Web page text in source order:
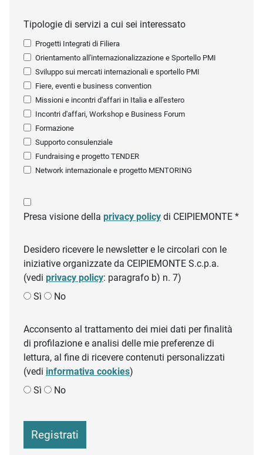
Tipologie di servizi a cui sei interessato
Progetti Integrati di Filiera
Orientamento all'internazionalizzazione e Sportello PMI
Sviluppo sui mercati internazionali e sportello PMI
Fiere, eventi e business convention
Missioni e incontri d'affari in Italia e all'estero
Incontri d'affari, Workshop e Business Forum
Formazione
Supporto consulenziale
Fundraising e progetto TENDER
Network internazionale e progetto MENTORING
Presa visione della privacy policy di CEIPIEMONTE *
Desidero ricevere le newsletter e le circolari con le
iniziative organizzate da CEIPIEMONTE S.c.p.a.
(vedi privacy policy: paragrafo b) n. 7)
Sì
No
Acconsento al trattamento dei miei dati per finalità
di profilazione e analisi delle mie preferenze di
lettura, al fine di ricevere contenuti personalizzati
(vedi informativa cookies)
Sì
No
Registrati